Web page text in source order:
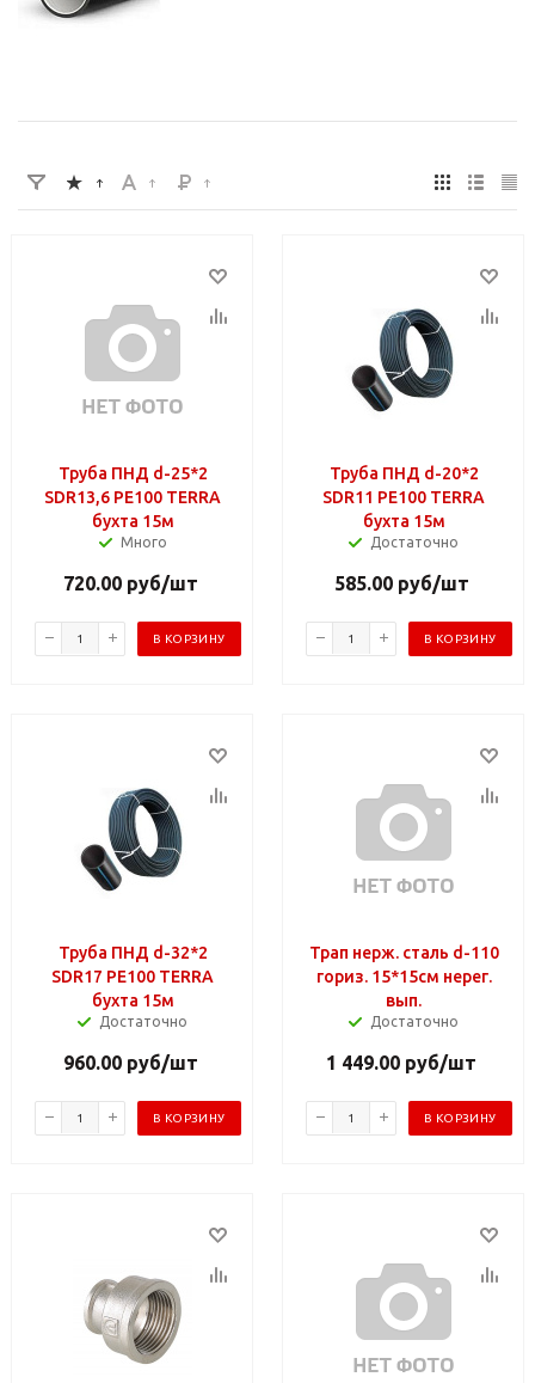
Труба ПНД d-25*2
SDR13,6 PE100 TERRA
бухта 15м
Много
720.00руб/шт
В КОРЗИНУ
Труба ПНД d-20*2
SDR11 PE100 TERRA
бухта 15м
Достаточно
585.00руб/шт
В КОРЗИНУ
Труба ПНД d-32*2
SDR17 PE100 TERRA
бухта 15м
Достаточно
960.00руб/шт
В КОРЗИНУ
Трап нерж. сталь d-110
гориз. 15*15см нерег.
вып.
Достаточно
1 449.00 руб/шт
В КОРЗИНУ